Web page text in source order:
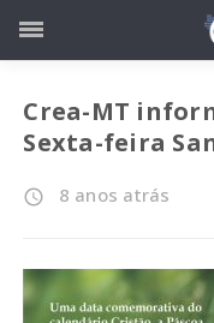
Crea-MT
Sexta-feira
access_time 8 anos atrás